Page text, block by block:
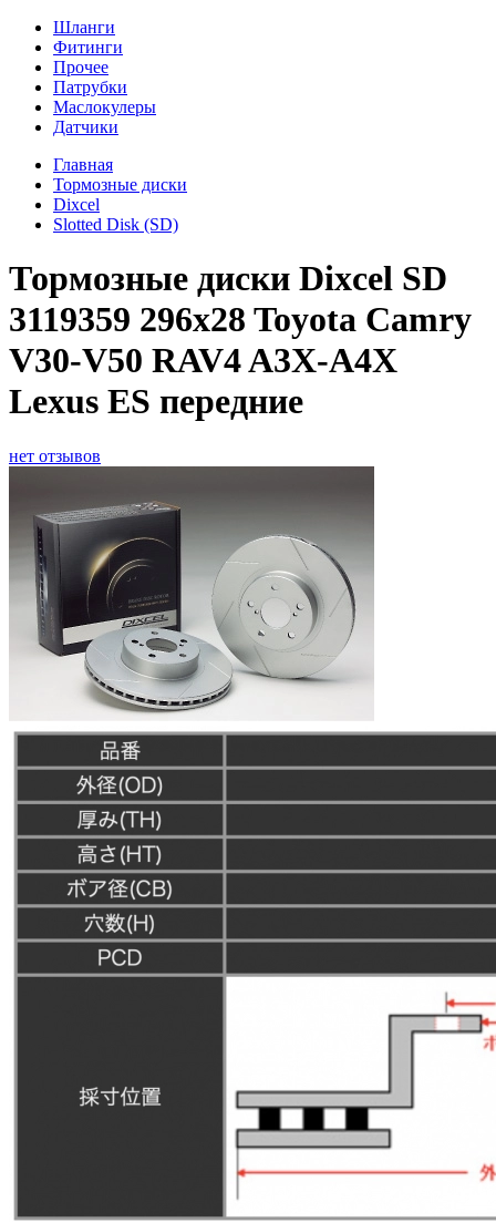
Шланги
Фитинги
Прочее
Патрубки
Маслокулеры
Датчики
Главная
Тормозные диски
Dixcel
Slotted Disk (SD)
Тормозные диски Dixcel SD
3119359 296x28 Toyota Camry
V30-V50 RAV4 A3X-A4X
Lexus ES передние
нет отзывов